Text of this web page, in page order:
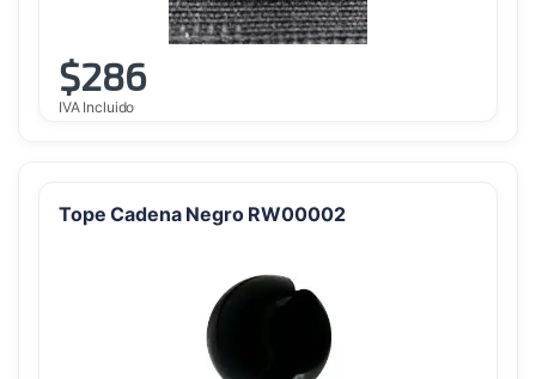
$286
IVA Incluido
Tope Cadena Negro RW00002